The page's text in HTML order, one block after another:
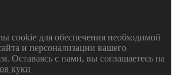
cookie для обеспечения необходимой
и персонализации вашего
Оставаясь с нами, вы соглашаетесь на
куки